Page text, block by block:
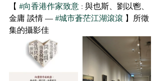
【 #向香港作家致意 : 與也斯、劉以鬯、
金庸 談情 — #城市蒼茫江湖滾滾 】所徵
集的攝影佳